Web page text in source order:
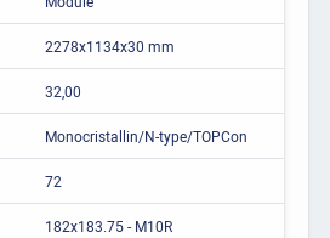
2278x1134x30 mm
32,00
Monocristallin/N-type/TOPCon
72
182x183.75 - M10R